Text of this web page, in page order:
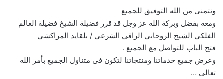
ونتمنى من الله التوفيق للجميع
ومعه بفضل وبركة الله عز وجل قد قرر فضيلة الشيخ فضيلة العالم
الفلكي الشيخ الروحاني الراقي الشرعي / بلقايد المراكشي
فتح الباب للتواصل مع الجميع .
وعرض جميع خدماتنا ومنتجاتنا لتكون فى متناول الجميع بأمر الله
تعالى …